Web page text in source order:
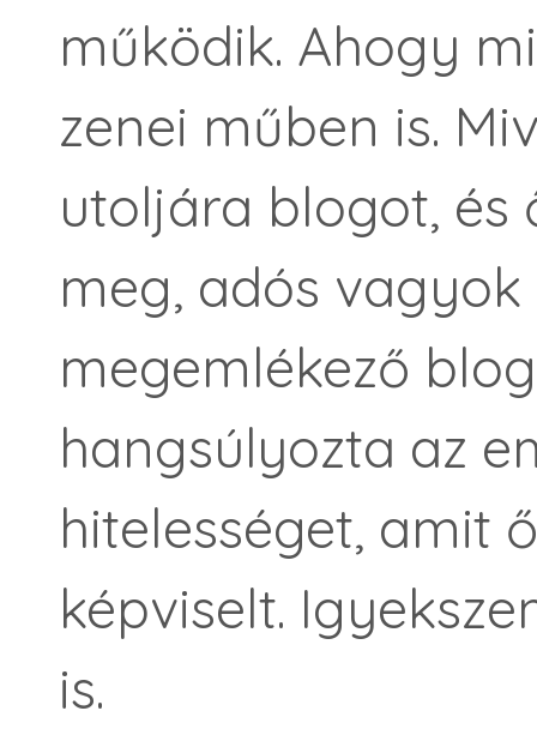
működik. Ahogy
zenei műben is.
utoljára blogot, és
meg, adós
megemlékező
hangsúlyozta az
hitelességet, amit
képviselt.
is.